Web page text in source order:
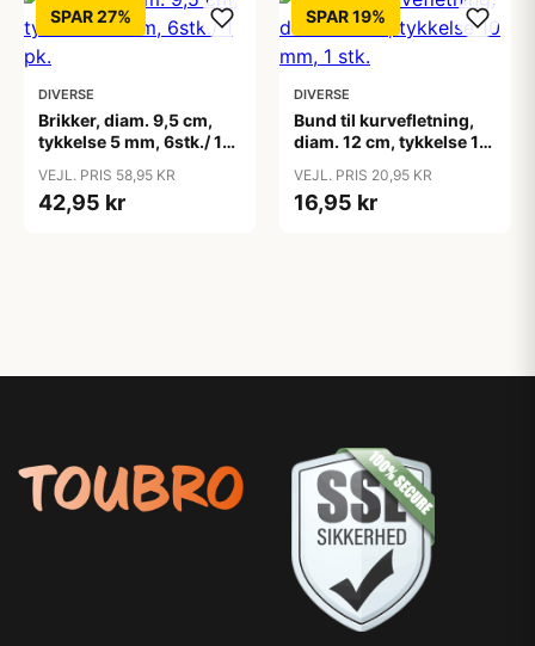
SPAR 27%
DIVERSE
Brikker, diam. 9,5 cm,
tykkelse 5 mm, 6stk./ 1
VEJL. PRIS 58,95 KR
42,95 kr
SPAR 19%
DIVERSE
Bund til kurvefletning,
diam. 12 cm, tykkelse 10
VEJL. PRIS 20,95 KR
16,95 kr